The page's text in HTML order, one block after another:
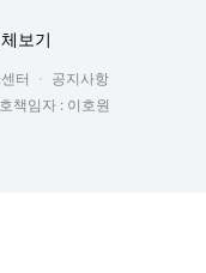
보기
터
공지사항
책임자 : 이호원